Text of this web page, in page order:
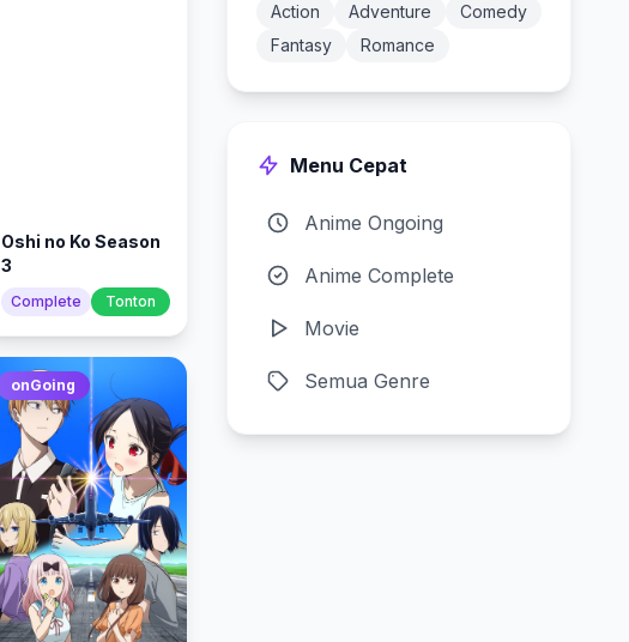
Oshi no Ko Season
3
Complete Tonton
onGoing
Action Adventure
Comedy
Fantasy
Romance
Menu Cepat
Anime Ongoing
Anime Complete
Movie
Semua Genre